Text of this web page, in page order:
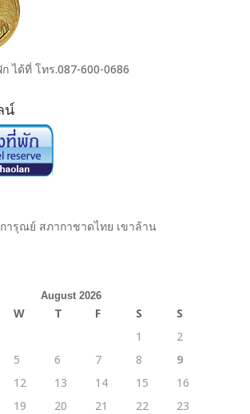
ได้ที่ โทร.087-600-0686
น์
ารุณย์ สภากาชาดไทย เขาล้าน
August 2026
W T F S
S
1
2
5 6 7 8
9
12 13 14 15
16
19 20 21 22
23